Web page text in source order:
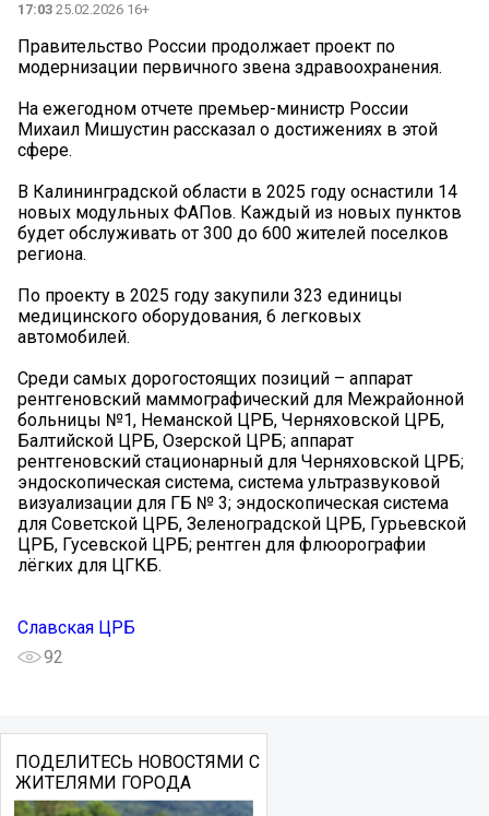
17:03 25.02.2026 16+
Правительство России продолжает проект по
модернизации первичного звена здравоохранения.
На ежегодном отчете премьер-министр России
Михаил Мишустин рассказал о достижениях в этой
сфере.
В Калининградской области в 2025 году оснастили 14
новых модульных ФАПов. Каждый из новых пунктов
будет обслуживать от 300 до 600 жителей поселков
региона.
По проекту в 2025 году закупили 323 единицы
медицинского оборудования, 6 легковых
автомобилей.
Среди самых дорогостоящих позиций – аппарат
рентгеновский маммографический для Межрайонной
больницы №1, Неманской ЦРБ, Черняховской ЦРБ,
Балтийской ЦРБ, Озерской ЦРБ; аппарат
рентгеновский стационарный для Черняховской ЦРБ;
эндоскопическая система, система ультразвуковой
визуализации для ГБ № 3; эндоскопическая система
для Советской ЦРБ, Зеленоградской ЦРБ, Гурьевской
ЦРБ, Гусевской ЦРБ; рентген для флюорографии
лёгких для ЦГКБ.
Славская ЦРБ
92
ПОДЕЛИТЕСЬ НОВОСТЯМИ С
ЖИТЕЛЯМИ ГОРОДА